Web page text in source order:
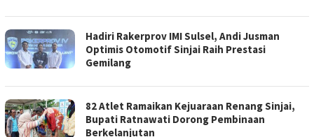
Hadiri Rakerprov IMI Sulsel, Andi Jusman
Optimis Otomotif Sinjai Raih Prestasi
Gemilang
82 Atlet Ramaikan Kejuaraan Renang Sinjai,
Bupati Ratnawati Dorong Pembinaan
Berkelanjutan